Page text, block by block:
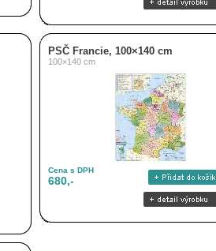
PSČ Francie, 100×140 cm
100×140 cm
Cena s DPH
680,-